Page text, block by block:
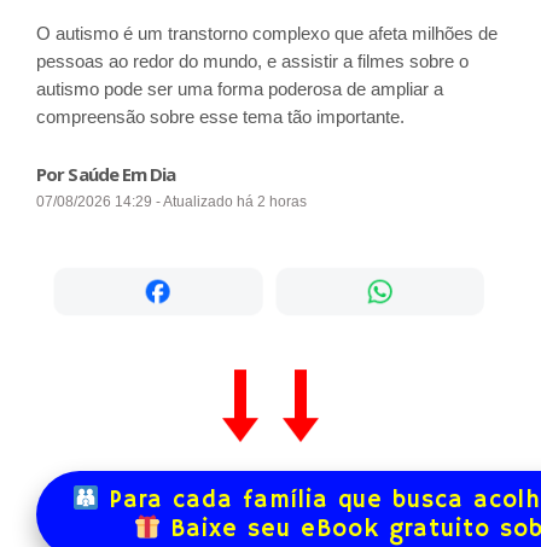
O autismo é um transtorno complexo que afeta milhões de
pessoas ao redor do mundo, e assistir a filmes sobre o
autismo pode ser uma forma poderosa de ampliar a
compreensão sobre esse tema tão importante.
Por Saúde Em Dia
07/08/2026 14:29 - Atualizado há 2 horas
Para cada família que busca
Baixe seu eBook gratuito